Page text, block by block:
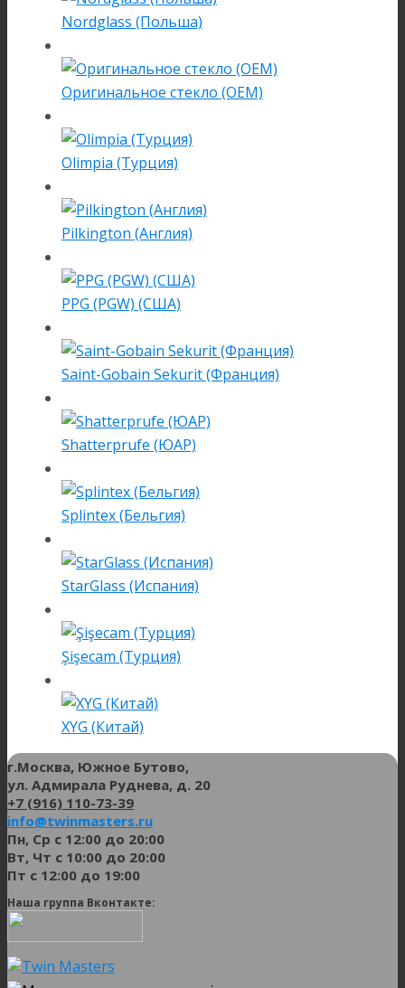
Nordglass (Польша)
Оригинальное стекло (OEM)
Olimpia (Турция)
Pilkington (Англия)
PPG (PGW) (США)
Saint-Gobain Sekurit (Франция)
Shatterprufe (ЮАР)
Splintex (Бельгия)
StarGlass (Испания)
Şişecam (Турция)
XYG (Китай)
г.Москва, Южное Бутово,
ул. Адмирала Руднева, д. 20
+7 (916) 110-73-39
info@twinmasters.ru
Пн, Ср с 12:00 до 20:00
Вт, Чт с 10:00 до 20:00
Пт с 12:00 до 19:00
Наша группа Вконтакте: